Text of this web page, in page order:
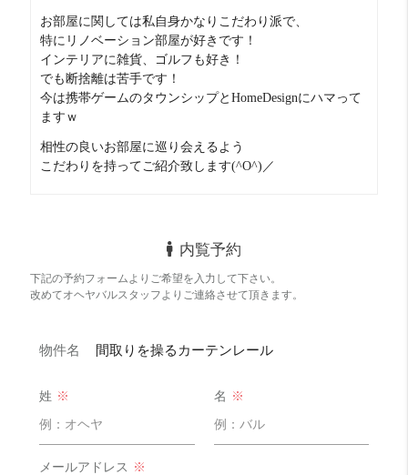
お部屋に関しては私自身かなりこだわり派で、
特にリノベーション部屋が好きです！
インテリアに雑貨、ゴルフも好き！
でも断捨離は苦手です！
今は携帯ゲームのタウンシップとHomeDesignにハマって
ますｗ
相性の良いお部屋に巡り会えるよう
こだわりを持ってご紹介致します(^O^)／
内覧予約
下記の予約フォームよりご希望を入力して下さい。
改めてオヘヤバルスタッフよりご連絡させて頂きます。
物件名 間取りを操るカーテンレール
姓 ※ 名 ※
メールアドレス ※